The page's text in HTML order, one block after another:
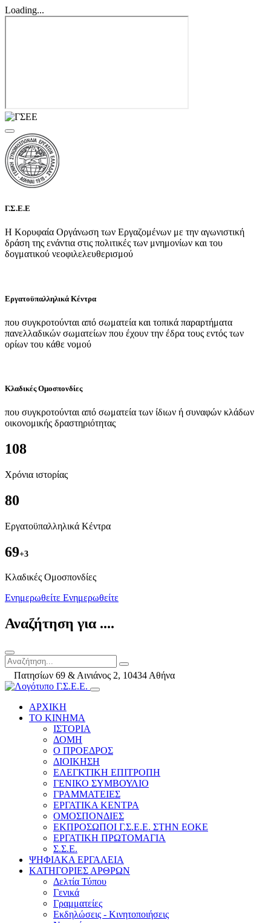
Loading...
Γ.Σ.Ε.Ε
Η Κορυφαία Οργάνωση των Εργαζομένων με την αγωνιστική
δράση της ενάντια στις πολιτικές των μνημονίων και του
δογματικού νεοφιλελευθερισμού
Εργατοϋπαλληλικά Κέντρα
που συγκροτούνται από σωματεία και τοπικά παραρτήματα
πανελλαδικών σωματείων που έχουν την έδρα τους εντός των
ορίων του κάθε νομού
Κλαδικές Ομοσπονδίες
που συγκροτούνται από σωματεία των ίδιων ή συναφών κλάδων
οικονομικής δραστηριότητας
108
Χρόνια ιστορίας
80
Εργατοϋπαλληλικά Κέντρα
69+3
Kλαδικές Ομοσπονδίες
Ενημερωθείτε Ενημερωθείτε
Αναζήτηση για ....
Πατησίων 69 & Αινιάνος 2, 10434 Αθήνα
ΑΡΧΙΚΗ
ΤΟ ΚΙΝΗΜΑ
ΙΣΤΟΡΙΑ
ΔΟΜΗ
Ο ΠΡΟΕΔΡΟΣ
ΔΙΟΙΚΗΣΗ
ΕΛΕΓΚΤΙΚΗ ΕΠΙΤΡΟΠΗ
ΓΕΝΙΚΟ ΣΥΜΒΟΥΛΙΟ
ΓΡΑΜΜΑΤΕΙΕΣ
ΕΡΓΑΤΙΚΑ ΚΕΝΤΡΑ
ΟΜΟΣΠΟΝΔΙΕΣ
ΕΚΠΡΟΣΩΠΟΙ Γ.Σ.Ε.Ε. ΣΤΗΝ ΕΟΚΕ
ΕΡΓΑΤΙΚΗ ΠΡΩΤΟΜΑΓΙΑ
Σ.Σ.Ε.
ΨΗΦΙΑΚΑ ΕΡΓΑΛΕΙΑ
ΚΑΤΗΓΟΡΙΕΣ ΑΡΘΡΩΝ
Δελτία Τύπου
Γενικά
Γραμματείες
Εκδηλώσεις - Κινητοποιήσεις